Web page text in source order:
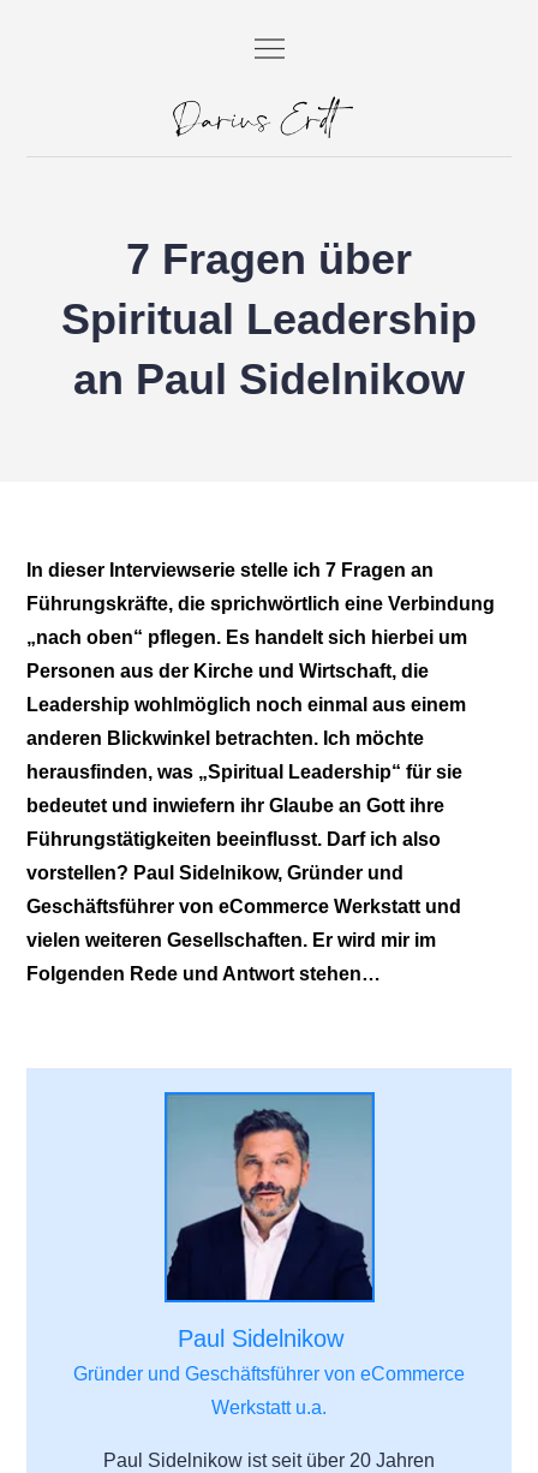
Darius Erdt
7 Fragen über
Spiritual Leadership
an Paul Sidelnikow
In dieser Interviewserie stelle ich 7 Fragen an
Führungskräfte, die sprichwörtlich eine Verbindung
„nach oben“ pflegen. Es handelt sich hierbei um
Personen aus der Kirche und Wirtschaft, die
Leadership wohlmöglich noch einmal aus einem
anderen Blickwinkel betrachten. Ich möchte
herausfinden, was „Spiritual Leadership“ für sie
bedeutet und inwiefern ihr Glaube an Gott ihre
Führungstätigkeiten beeinflusst. Darf ich also
vorstellen? Paul Sidelnikow, Gründer und
Geschäftsführer von eCommerce Werkstatt und
vielen weiteren Gesellschaften. Er wird mir im
Folgenden Rede und Antwort stehen…
Paul Sidelnikow
Gründer und Geschäftsführer von eCommerce
Werkstatt u.a.
Paul Sidelnikow ist seit über 20 Jahren